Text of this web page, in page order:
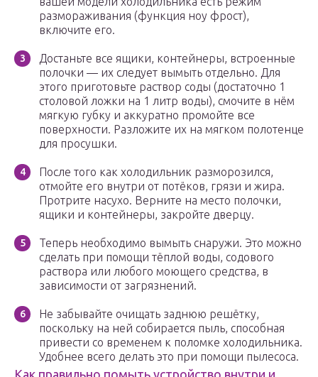
размораживания (функция ноу фрост),
включите его.
Достаньте все ящики, контейнеры, встроенные
полочки — их следует вымыть отдельно. Для
этого приготовьте раствор соды (достаточно 1
столовой ложки на 1 литр воды), смочите в нём
мягкую губку и аккуратно промойте все
поверхности. Разложите их на мягком полотенце
для просушки.
После того как холодильник разморозился,
отмойте его внутри от потёков, грязи и жира.
Протрите насухо. Верните на место полочки,
ящики и контейнеры, закройте дверцу.
Теперь необходимо вымыть снаружи. Это можно
сделать при помощи тёплой воды, содового
раствора или любого моющего средства, в
зависимости от загрязнений.
Не забывайте очищать заднюю решётку,
поскольку на ней собирается пыль, способная
привести со временем к поломке холодильника.
Удобнее всего делать это при помощи пылесоса.